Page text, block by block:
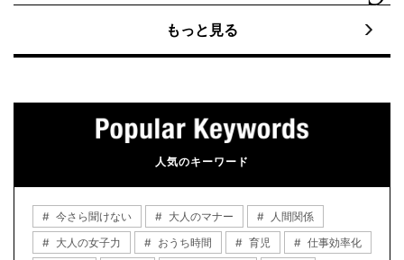
もっと見る
人気のキーワード
今さら聞けない 大人のマナー
人間関係
大人の女子力
おうち時間 育児
仕事効率化